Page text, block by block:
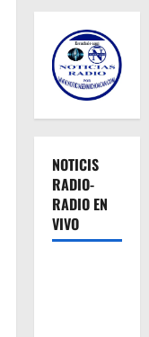
NOTICIS
RADIO-
RADIO EN
VIVO